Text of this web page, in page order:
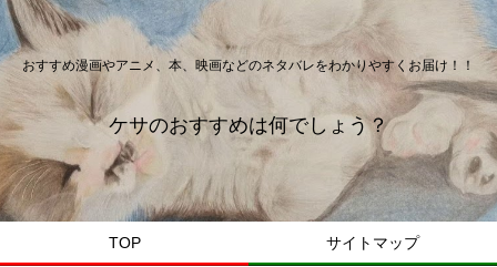
おすすめ漫画やアニメ、本、映画などのネタバレをわかりやすくお届け！！
ケサのおすすめは何でしょう？
TOP サイトマップ